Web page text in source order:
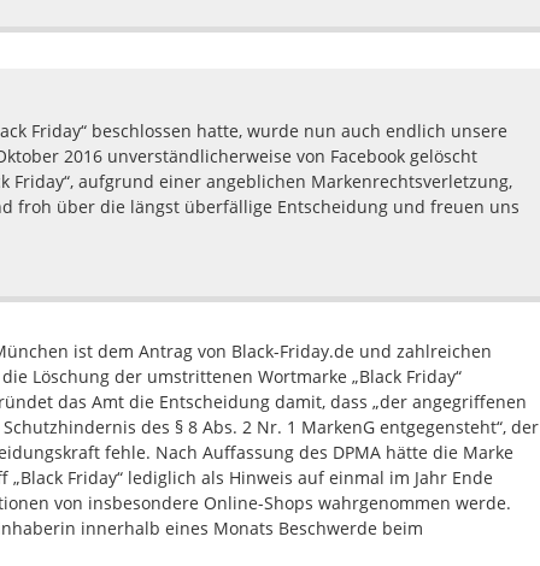
Friday“ beschlossen hatte, wurde nun auch endlich unsere
2016 unverständlicherweise von Facebook gelöscht
Friday“, aufgrund einer angeblichen Markenrechtsverletzung,
froh über die längst überfällige Entscheidung und freuen uns
ist dem Antrag von Black-Friday.de und zahlreichen
Löschung der umstrittenen Wortmarke „Black Friday“
das Amt die Entscheidung damit, dass „der angegriffenen
des § 8 Abs. 2 Nr. 1 MarkenG entgegensteht“, der
fehle. Nach Auffassung des DPMA hätte die Marke
Friday“ lediglich als Hinweis auf einmal im Jahr Ende
von insbesondere Online-Shops wahrgenommen werde.
innerhalb eines Monats Beschwerde beim